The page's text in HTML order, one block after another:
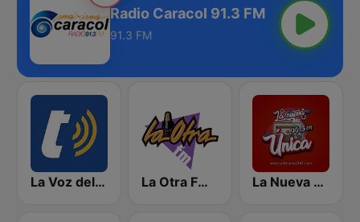
Radio Caracol 91.3 FM
91.3 FM
La Voz del Tomebamba La Otra FM - Quito La Nueva Unica 94.5 FM